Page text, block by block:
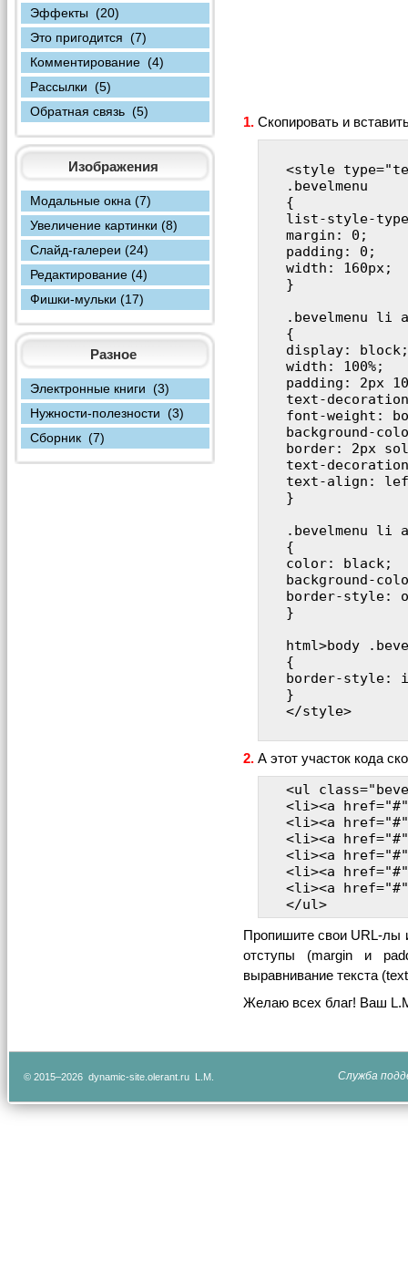
Эффекты (20)
Это пригодится (7)
Комментирование (4)
Рассылки (5)
Обратная связь (5)
Изображения
Модальные окна (7)
Увеличение картинки (8)
Слайд-галереи (24)
Редактирование (4)
Фишки-мульки (17)
Разное
Электронные книги (3)
Нужности-полезности (3)
Сборник (7)
1.Скопировать и
<style
.bevelmenu
{
list-style-
margin: 0;
padding: 0;
width: 160px;
}
.bevelmenu li a
{
display: block;
width: 100%;
padding: 2px
text-
font-weight:
background-
border: 2px
text-
text-align:
}
.bevelmenu li
{
color: black;
background-
border-style:
}
html>body
{
border-style:
}
</style>
2.А этот участок кода
<ul
<li><a
<li><a
<li><a
<li><a
<li><a
<li><a
Пропишите свои URL-лы
отступы (margin и
выравнивание текста
Желаю всех благ! Ваш
© 2015–2026 dynamic-site.olerant.ru L.M. Служба